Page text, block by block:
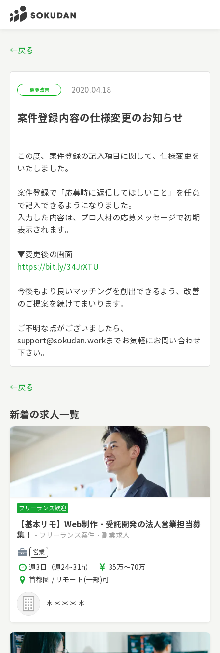
←戻る
機能改善 2020.04.18
案件登録内容の仕様変更のお知らせ
この度、案件登録の記入項目に関して、仕様変更を
いたしました。
案件登録で「応募時に返信してほしいこと」を任意
で記入できるようになりました。
入力した内容は、プロ人材の応募メッセージで初期
表示されます。
▼変更後の画面
https://bit.ly/34JrXTU
今後もより良いマッチングを創出できるよう、改善
のご提案を続けてまいります。
ご不明な点がございましたら、
support@sokudan.workまでお気軽にお問い合わせ
下さい。
←戻る
新着の求人一覧
フリーランス歓迎
【基本リモ】Web制作・受託開発の法人営業担当募
集！
- フリーランス案件・副業求人
職
種
営業
稼
働
時
間
週3日（週24~31h）
報
酬
35万〜70万
エ
ア
首都圏 / リモート(一部)可
＊＊＊＊＊